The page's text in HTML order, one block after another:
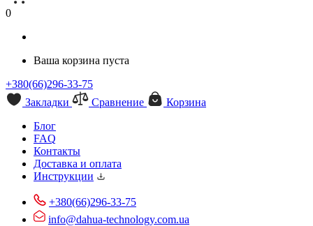
0
Ваша корзина пуста
+380(66)296-33-75
Закладки
Сравнение
Корзина
Блог
FAQ
Контакты
Доставка и оплата
Инструкции
+380(66)296-33-75
info@dahua-technology.com.ua